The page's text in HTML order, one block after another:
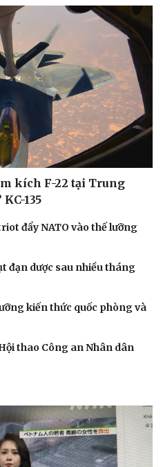
Nhà đẹp
kích F-22 tại Trung
135
đẩy NATO vào thế lưỡng
đạn dược sau nhiều tháng
kiến thức quốc phòng và
thao Công an Nhân dân